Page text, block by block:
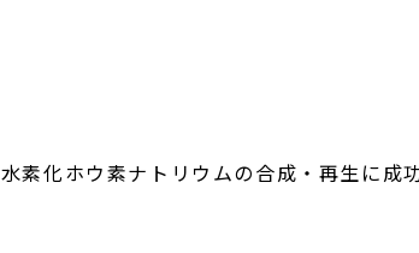
素化ホウ素ナトリウムの合成・再生に成